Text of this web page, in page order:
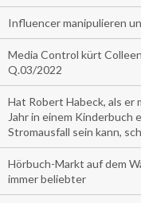
Influencer manipulieren
Media Control kürt
Q.03/2022
Hat Robert Habeck, als er
Jahr in einem Kinderbuch
Stromausfall sein kann,
Hörbuch-Markt auf dem
immer beliebter